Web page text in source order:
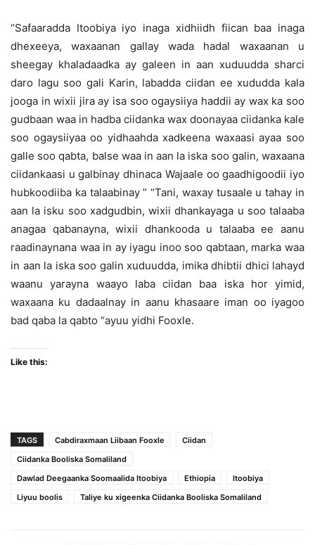
“Safaaradda Itoobiya iyo inaga xidhiidh fiican baa inaga
dhexeeya, waxaanan gallay wada hadal waxaanan u
sheegay khaladaadka ay galeen in aan xuduudda sharci
daro lagu soo gali Karin, labadda ciidan ee xududda kala
jooga in wixii jira ay isa soo ogaysiiya haddii ay wax ka soo
gudbaan waa in hadba ciidanka wax doonayaa ciidanka kale
soo ogaysiiyaa oo yidhaahda xadkeena waxaasi ayaa soo
galle soo qabta, balse waa in aan la iska soo galin, waxaana
ciidankaasi u galbinay dhinaca Wajaale oo gaadhigoodii iyo
hubkoodiiba ka talaabinay ” “Tani, waxay tusaale u tahay in
aan la isku soo xadgudbin, wixii dhankayaga u soo talaaba
anagaa qabanayna, wixii dhankooda u talaaba ee aanu
raadinaynana waa in ay iyagu inoo soo qabtaan, marka waa
in aan la iska soo galin xuduudda, imika dhibtii dhici lahayd
waanu yarayna waayo laba ciidan baa iska hor yimid,
waxaana ku dadaalnay in aanu khasaare iman oo iyagoo
bad qaba la qabto “ayuu yidhi Fooxle.
Like this:
TAGS Cabdiraxmaan Liibaan Fooxle
Ciidan
Ciidanka Booliska Somaliland
Dawlad Deegaanka Soomaalida Itoobiya
Ethiopia
Itoobiya
Liyuu boolis
Taliye ku xigeenka Ciidanka Booliska Somaliland